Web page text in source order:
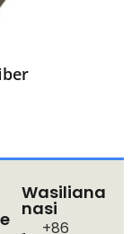
Wasiliana
nasi
+86